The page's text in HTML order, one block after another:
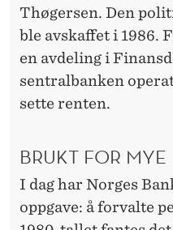
Thøgersen. Den
ble avskaffet i 1986.
en avdeling i
sentralbanken
sette renten.
BRUKT FOR MYE
I dag har Norges
oppgave: å forvalte